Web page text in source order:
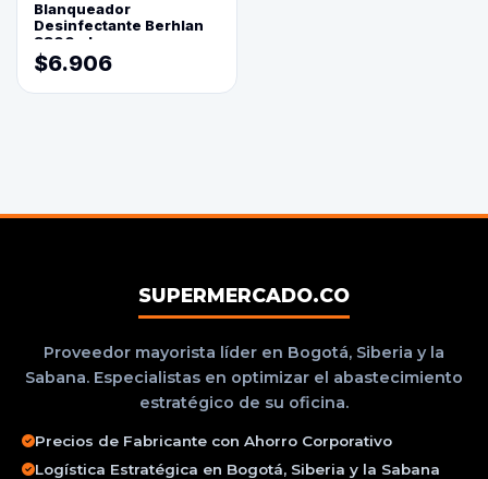
Blanqueador
Desinfectante Berhlan
3800ml
$6.906
SUPERMERCADO.CO
Proveedor mayorista líder en Bogotá, Siberia y la
Sabana. Especialistas en optimizar el abastecimiento
estratégico de su oficina.
Precios de Fabricante con Ahorro Corporativo
Logística Estratégica en Bogotá, Siberia y la Sabana